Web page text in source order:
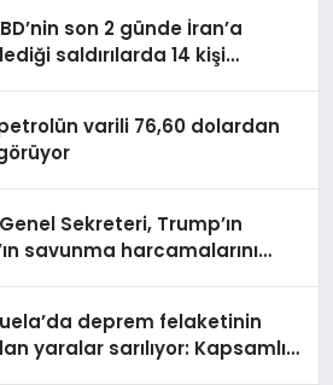
son 2 günde İran’a
saldırılarda 14 kişi
varili 76,60 dolardan
Sekreteri, Trump’ın
savunma harcamalarını
deprem felaketinin
yaralar sarılıyor: Kapsamlı